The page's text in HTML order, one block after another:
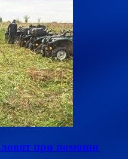
при помощи